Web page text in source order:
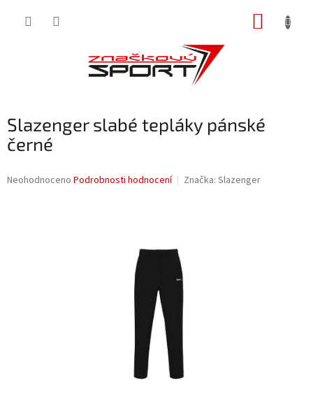
Slazenger slabé tepláky pánské
černé
Průměrné
Neohodnoceno Podrobnosti hodnocení Značka: Slazenger